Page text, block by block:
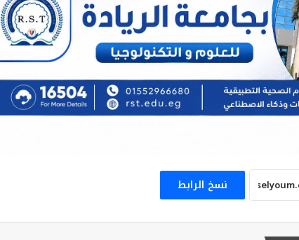
نسخ الرابط
عاجل .. رئيس الوزراء الباكستاني: بعد مفاوضات
مكثفة نعلن التوصل إلى إتفاق سلام بين
واشنطن وطهران
تأخير توقيع الإتفاق لساعات
عاجل .. إنفجار ضخم يهز مدينة القدس المحتلة